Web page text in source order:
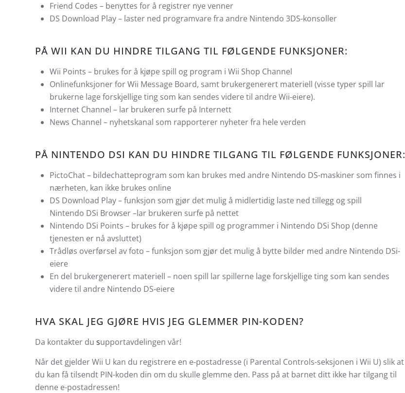
Friend Codes – benyttes for å registrer nye venner
DS Download Play – laster ned programvare fra andre Nintendo 3DS-konsoller
PÅ WII KAN DU HINDRE TILGANG TIL FØLGENDE FUNKSJONER:
Wii Points – brukes for å kjøpe spill og program i Wii Shop Channel
Onlinefunksjoner for Wii Message Board, samt brukergenerert materiell (visse typer spill lar
brukerne lage forskjellige ting som kan sendes videre til andre Wii-eiere).
Internet Channel – lar brukeren surfe på Internett
News Channel – nyhetskanal som rapporterer nyheter fra hele verden
PÅ NINTENDO DSI KAN DU HINDRE TILGANG TIL FØLGENDE FUNKSJONER:
PictoChat – bildechatteprogram som kan brukes med andre Nintendo DS-maskiner som finnes i
nærheten, kan ikke brukes online
DS Download Play – funksjon som gjør det mulig å midlertidig laste ned tillegg og spill
Nintendo DSi Browser –lar brukeren surfe på nettet
Nintendo DSi Points – brukes for å kjøpe spill og programmer i Nintendo DSi Shop (denne
tjenesten er nå avsluttet)
Trådløs overførsel av foto – funksjon som gjør det mulig å bytte bilder med andre Nintendo DSi-
eiere
En del brukergenerert materiell – noen spill lar spillerne lage forskjellige ting som kan sendes
videre til andre Nintendo DS-eiere
HVA SKAL JEG GJØRE HVIS JEG GLEMMER PIN-KODEN?
Da kontakter du supportavdelingen vår!
Når det gjelder Wii U kan du registrere en e-postadresse (i Parental Controls-seksjonen i Wii U) slik at
du kan få tilsendt PIN-koden din om du skulle glemme den. Pass på at barnet ditt ikke har tilgang til
denne e-postadressen!